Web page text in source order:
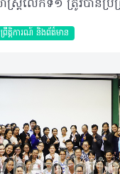
ព្រឹត្តិការណ៍ និងព័ត៌មាន